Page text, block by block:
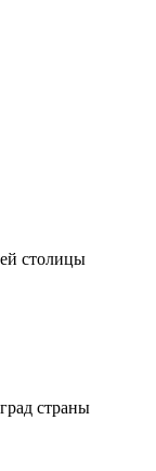
столицы
страны